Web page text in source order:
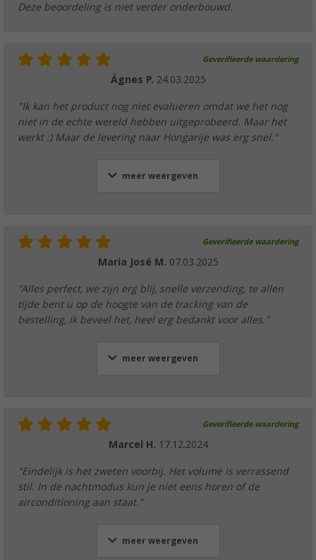
Deze beoordeling is niet verder onderbouwd.
Geverifieerde waardering
Ágnes P. 24.03.2025
"Ik kan het product nog niet evalueren omdat we het nog
niet in de echte wereld hebben uitgeprobeerd. Maar het
werkt :) Maar de levering naar Hongarije was erg snel."
meer weergeven
Geverifieerde waardering
Maria José M. 07.03.2025
"Alles perfect, we zijn erg blij, snelle verzending, te allen
tijde bent u op de hoogte van de tracking van de
bestelling, ik beveel het, heel erg bedankt voor alles."
meer weergeven
Geverifieerde waardering
Marcel H. 17.12.2024
"Eindelijk is het zweten voorbij. Het volume is verrassend
stil. In de nachtmodus kun je niet eens horen of de
airconditioning aan staat."
meer weergeven